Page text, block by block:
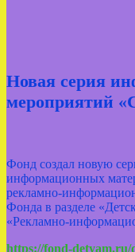
Новая серия
мероприятий
Фонд создал новую
информационных
рекламно-
Фонда в разделе
«Рекламно-
https://fond-detyam.ru/